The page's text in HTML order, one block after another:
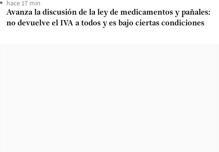
hace 17 min
Avanza la discusión de la ley de medicamentos y pañales:
no devuelve el IVA a todos y es bajo ciertas condiciones